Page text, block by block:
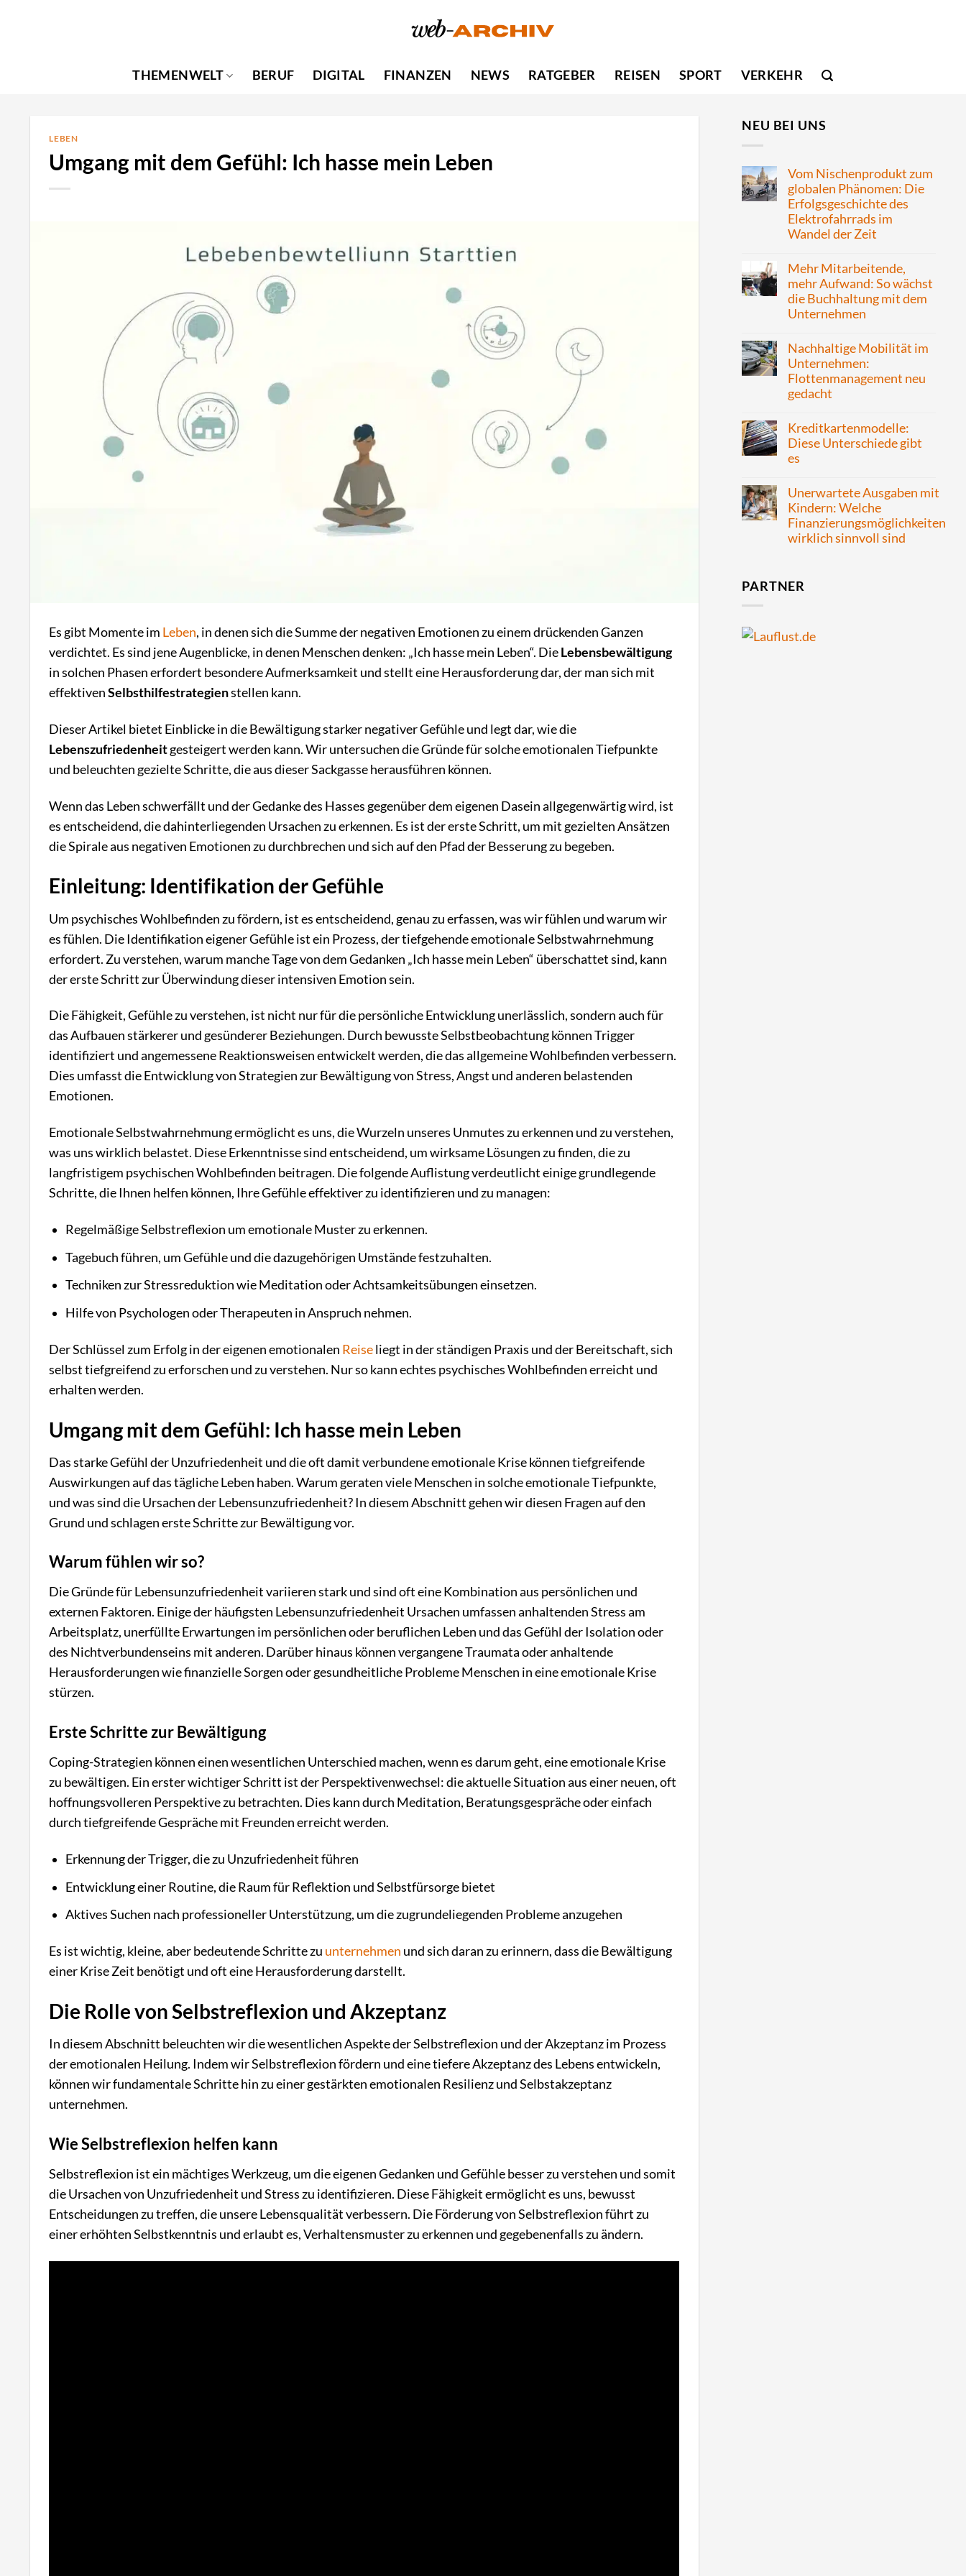
THEMENWELT
BERUF DIGITAL FINANZEN NEWS RATGEBER REISEN SPORT VERKEHR
LEBEN
Umgang mit dem Gefühl: Ich hasse mein Leben
Es gibt Momente im Leben, in denen sich die Summe der negativen Emotionen zu einem drückenden Ganzen
verdichtet. Es sind jene Augenblicke, in denen Menschen denken: „Ich hasse mein Leben“. DieLebensbewältigung
in solchen Phasen erfordert besondere Aufmerksamkeit und stellt eine Herausforderung dar, der man sich mit
effektivenSelbsthilfestrategienstellen kann.
Dieser Artikel bietet Einblicke in die Bewältigung starker negativer Gefühle und legt dar, wie die
Lebenszufriedenheitgesteigert werden kann. Wir untersuchen die Gründe für solche emotionalen Tiefpunkte
und beleuchten gezielte Schritte, die aus dieser Sackgasse herausführen können.
Wenn das Leben schwerfällt und der Gedanke des Hasses gegenüber dem eigenen Dasein allgegenwärtig wird, ist
es entscheidend, die dahinterliegenden Ursachen zu erkennen. Es ist der erste Schritt, um mit gezielten Ansätzen
die Spirale aus negativen Emotionen zu durchbrechen und sich auf den Pfad der Besserung zu begeben.
Einleitung: Identifikation der Gefühle
Um psychisches Wohlbefinden zu fördern, ist es entscheidend, genau zu erfassen, was wir fühlen und warum wir
es fühlen. Die Identifikation eigener Gefühle ist ein Prozess, der tiefgehende emotionale Selbstwahrnehmung
erfordert. Zu verstehen, warum manche Tage von dem Gedanken „Ich hasse mein Leben“ überschattet sind, kann
der erste Schritt zur Überwindung dieser intensiven Emotion sein.
Die Fähigkeit, Gefühle zu verstehen, ist nicht nur für die persönliche Entwicklung unerlässlich, sondern auch für
das Aufbauen stärkerer und gesünderer Beziehungen. Durch bewusste Selbstbeobachtung können Trigger
identifiziert und angemessene Reaktionsweisen entwickelt werden, die das allgemeine Wohlbefinden verbessern.
Dies umfasst die Entwicklung von Strategien zur Bewältigung von Stress, Angst und anderen belastenden
Emotionen.
Emotionale Selbstwahrnehmung ermöglicht es uns, die Wurzeln unseres Unmutes zu erkennen und zu verstehen,
was uns wirklich belastet. Diese Erkenntnisse sind entscheidend, um wirksame Lösungen zu finden, die zu
langfristigem psychischen Wohlbefinden beitragen. Die folgende Auflistung verdeutlicht einige grundlegende
Schritte, die Ihnen helfen können, Ihre Gefühle effektiver zu identifizieren und zu managen:
Regelmäßige Selbstreflexion um emotionale Muster zu erkennen.
Tagebuch führen, um Gefühle und die dazugehörigen Umstände festzuhalten.
Techniken zur Stressreduktion wie Meditation oder Achtsamkeitsübungen einsetzen.
Hilfe von Psychologen oder Therapeuten in Anspruch nehmen.
Der Schlüssel zum Erfolg in der eigenen emotionalen Reiseliegt in der ständigen Praxis und der Bereitschaft, sich
selbst tiefgreifend zu erforschen und zu verstehen. Nur so kann echtes psychisches Wohlbefinden erreicht und
erhalten werden.
Umgang mit dem Gefühl: Ich hasse mein Leben
Das starke Gefühl der Unzufriedenheit und die oft damit verbundene emotionale Krise können tiefgreifende
Auswirkungen auf das tägliche Leben haben. Warum geraten viele Menschen in solche emotionale Tiefpunkte,
und was sind die Ursachen der Lebensunzufriedenheit? In diesem Abschnitt gehen wir diesen Fragen auf den
Grund und schlagen erste Schritte zur Bewältigung vor.
Warum fühlen wir so?
Die Gründe für Lebensunzufriedenheit variieren stark und sind oft eine Kombination aus persönlichen und
externen Faktoren. Einige der häufigsten Lebensunzufriedenheit Ursachen umfassen anhaltenden Stress am
Arbeitsplatz, unerfüllte Erwartungen im persönlichen oder beruflichen Leben und das Gefühl der Isolation oder
des Nichtverbundenseins mit anderen. Darüber hinaus können vergangene Traumata oder anhaltende
Herausforderungen wie finanzielle Sorgen oder gesundheitliche Probleme Menschen in eine emotionale Krise
stürzen.
Erste Schritte zur Bewältigung
Coping-Strategien können einen wesentlichen Unterschied machen, wenn es darum geht, eine emotionale Krise
zu bewältigen. Ein erster wichtiger Schritt ist der Perspektivenwechsel: die aktuelle Situation aus einer neuen, oft
hoffnungsvolleren Perspektive zu betrachten. Dies kann durch Meditation, Beratungsgespräche oder einfach
durch tiefgreifende Gespräche mit Freunden erreicht werden.
Erkennung der Trigger, die zu Unzufriedenheit führen
Entwicklung einer Routine, die Raum für Reflektion und Selbstfürsorge bietet
Aktives Suchen nach professioneller Unterstützung, um die zugrundeliegenden Probleme anzugehen
Es ist wichtig, kleine, aber bedeutende Schritte zu unternehmen und sich daran zu erinnern, dass die Bewältigung
einer Krise Zeit benötigt und oft eine Herausforderung darstellt.
Die Rolle von Selbstreflexion und Akzeptanz
In diesem Abschnitt beleuchten wir die wesentlichen Aspekte der Selbstreflexion und der Akzeptanz im Prozess
der emotionalen Heilung. Indem wir Selbstreflexion fördern und eine tiefere Akzeptanz des Lebens entwickeln,
können wir fundamentale Schritte hin zu einer gestärkten emotionalen Resilienz und Selbstakzeptanz
unternehmen.
Wie Selbstreflexion helfen kann
Selbstreflexion ist ein mächtiges Werkzeug, um die eigenen Gedanken und Gefühle besser zu verstehen und somit
die Ursachen von Unzufriedenheit und Stress zu identifizieren. Diese Fähigkeit ermöglicht es uns, bewusst
Entscheidungen zu treffen, die unsere Lebensqualität verbessern. Die Förderung von Selbstreflexion führt zu
einer erhöhten Selbstkenntnis und erlaubt es, Verhaltensmuster zu erkennen und gegebenenfalls zu ändern.
NEU BEI UNS
Vom Nischenprodukt zum
globalen Phänomen: Die
Erfolgsgeschichte des
Elektrofahrrads im
Wandel der Zeit
Mehr Mitarbeitende,
mehr Aufwand: So wächst
die Buchhaltung mit dem
Unternehmen
Nachhaltige Mobilität im
Unternehmen:
Flottenmanagement neu
gedacht
Kreditkartenmodelle:
Diese Unterschiede gibt
es
Unerwartete Ausgaben mit
Kindern: Welche
Finanzierungsmöglichkeiten
wirklich sinnvoll sind
PARTNER